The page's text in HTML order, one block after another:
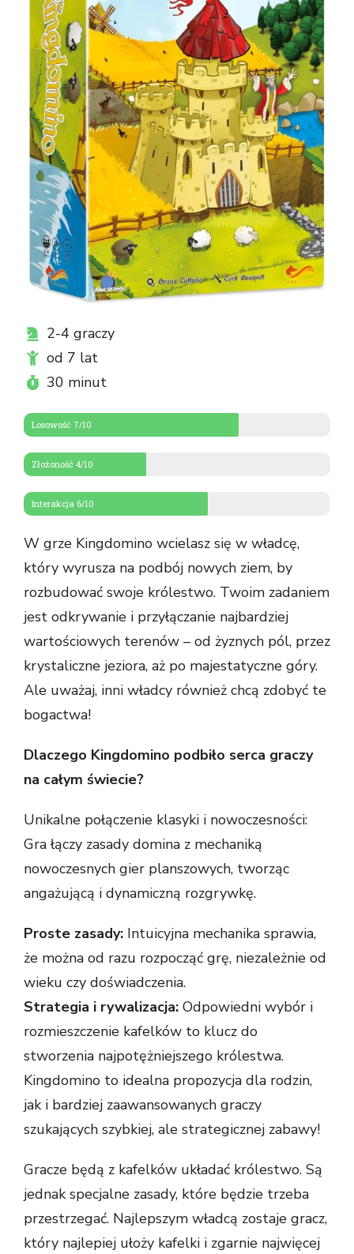
2-4 graczy
od 7 lat
30 minut
Losowość 7/10
Złożoność 4/10
Interakcja 6/10
W grze Kingdomino wcielasz się w władcę,
który wyrusza na podbój nowych ziem, by
rozbudować swoje królestwo. Twoim zadaniem
jest odkrywanie i przyłączanie najbardziej
wartościowych terenów – od żyznych pól, przez
krystaliczne jeziora, aż po majestatyczne góry.
Ale uważaj, inni władcy również chcą zdobyć te
bogactwa!
Dlaczego Kingdomino podbiło serca graczy
na całym świecie?
Unikalne połączenie klasyki i nowoczesności:
Gra łączy zasady domina z mechaniką
nowoczesnych gier planszowych, tworząc
angażującą i dynamiczną rozgrywkę.
Proste zasady: Intuicyjna mechanika sprawia,
że można od razu rozpocząć grę, niezależnie od
wieku czy doświadczenia.
Strategia i rywalizacja: Odpowiedni wybór i
rozmieszczenie kafelków to klucz do
stworzenia najpotężniejszego królestwa.
Kingdomino to idealna propozycja dla rodzin,
jak i bardziej zaawansowanych graczy
szukających szybkiej, ale strategicznej zabawy!
Gracze będą z kafelków układać królestwo. Są
jednak specjalne zasady, które będzie trzeba
przestrzegać. Najlepszym władcą zostaje gracz,
który najlepiej ułoży kafelki i zgarnie najwięcej